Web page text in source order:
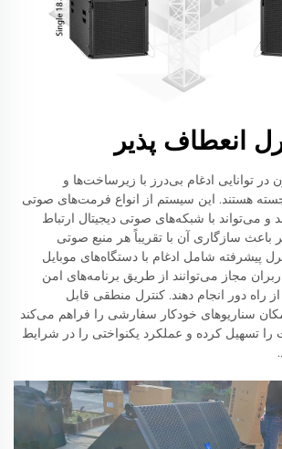
انعطاف پذیر
توانایی ادغام بی‌درز با زیرساخت‌ها و
هستند. این سیستم از انواع فرمت‌های صوتی
و می‌تواند با شبکه‌های صوتی دیجیتال ارتباط
باعث سازگاری آن با تقریباً هر منبع صوتی
پیشرفته شامل ادغام با دستگاه‌های موبایل
مجاز می‌توانند از طریق برنامه‌های امن
راه دور انجام دهند. کنترل منطقی قابل
سناریوهای خودکار سفارشی را فراهم می‌کند
را تسهیل کرده و عملکرد یکنواختی را در شرایط